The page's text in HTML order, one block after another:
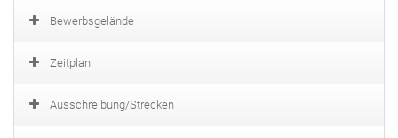
Bewerbsgelände
Zeitplan
Ausschreibung/Strecken